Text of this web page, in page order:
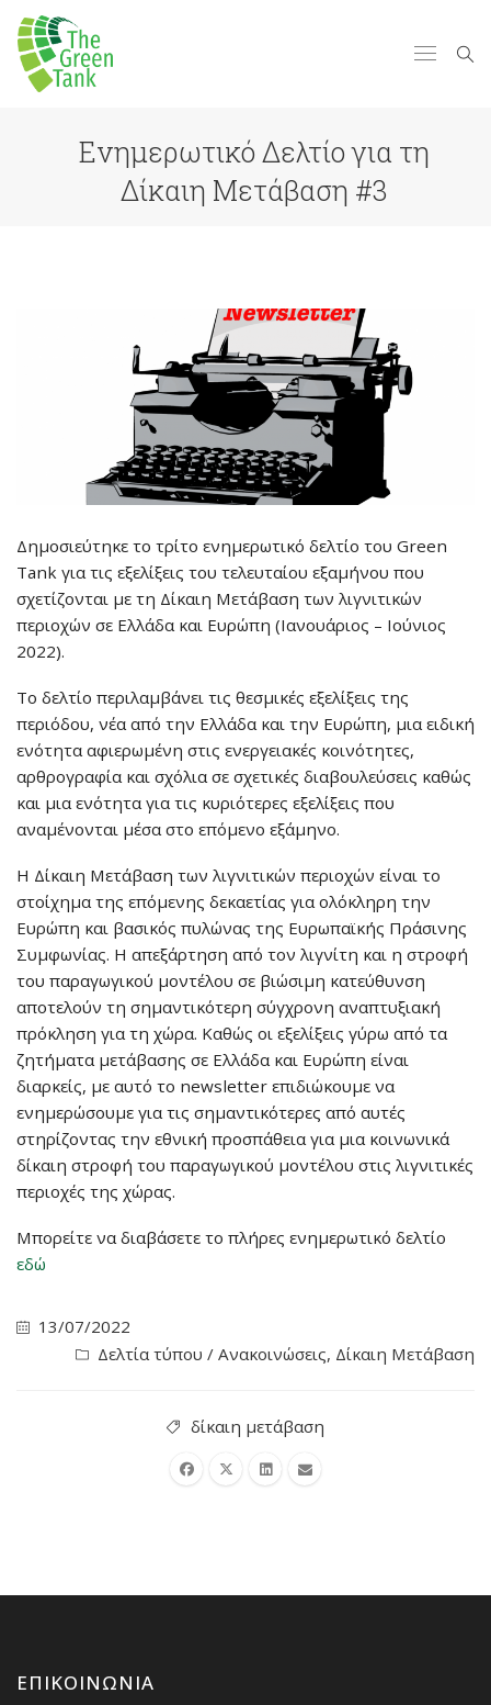
Ενημερωτικό Δελτίο για τη
Δίκαιη Μετάβαση #3
Δημοσιεύτηκε το τρίτο ενημερωτικό δελτίο του Green
Tank για τις εξελίξεις του τελευταίου εξαμήνου που
σχετίζονται με τη Δίκαιη Μετάβαση των λιγνιτικών
περιοχών σε Ελλάδα και Ευρώπη (Ιανουάριος – Ιούνιος
2022).
Το δελτίο περιλαμβάνει τις θεσμικές εξελίξεις της
περιόδου, νέα από την Ελλάδα και την Ευρώπη, μια ειδική
ενότητα αφιερωμένη στις ενεργειακές κοινότητες,
αρθρογραφία και σχόλια σε σχετικές διαβουλεύσεις καθώς
και μια ενότητα για τις κυριότερες εξελίξεις που
αναμένονται μέσα στο επόμενο εξάμηνο.
Η Δίκαιη Μετάβαση των λιγνιτικών περιοχών είναι το
στοίχημα της επόμενης δεκαετίας για ολόκληρη την
Ευρώπη και βασικός πυλώνας της Ευρωπαϊκής Πράσινης
Συμφωνίας. Η απεξάρτηση από τον λιγνίτη και η στροφή
του παραγωγικού μοντέλου σε βιώσιμη κατεύθυνση
αποτελούν τη σημαντικότερη σύγχρονη αναπτυξιακή
πρόκληση για τη χώρα. Καθώς οι εξελίξεις γύρω από τα
ζητήματα μετάβασης σε Ελλάδα και Ευρώπη είναι
διαρκείς, με αυτό το newsletter επιδιώκουμε να
ενημερώσουμε για τις σημαντικότερες από αυτές
στηρίζοντας την εθνική προσπάθεια για μια κοινωνικά
δίκαιη στροφή του παραγωγικού μοντέλου στις λιγνιτικές
περιοχές της χώρας.
Μπορείτε να διαβάσετε το πλήρες ενημερωτικό δελτίο
εδώ
13/07/2022
Δελτία τύπου / Ανακοινώσεις, Δίκαιη Μετάβαση
δίκαιη μετάβαση
ΕΠΙΚΟΙΝΩΝΊΑ